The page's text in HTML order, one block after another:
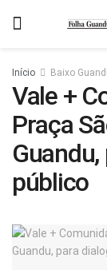
Início Baixo
Vale +
Praça
público